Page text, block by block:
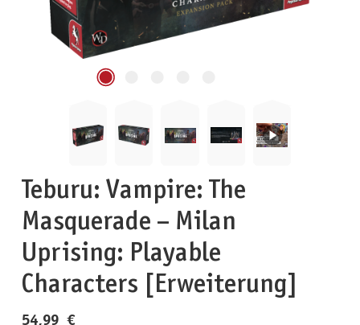
Teburu: Vampire: The
Masquerade – Milan
Uprising: Playable
Characters [Erweiterung]
54,99 €